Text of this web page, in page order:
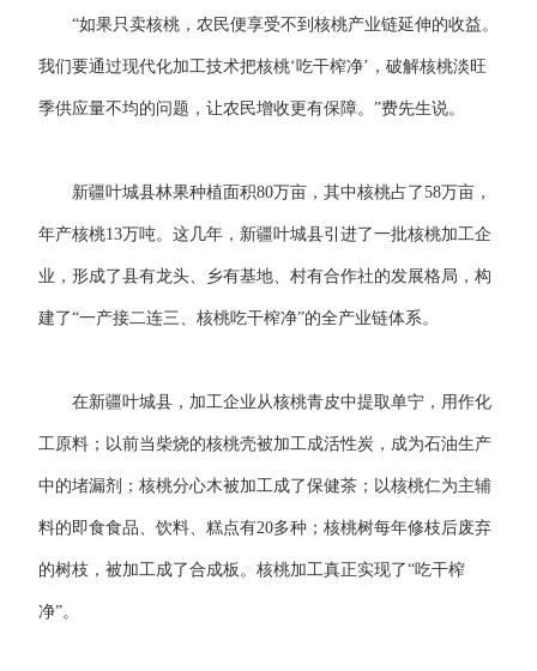
“如果只卖核桃，农民便享受不到核桃产业链延伸的收益。
我们要通过现代化加工技术把核桃‘吃干榨净’，破解核桃淡旺
季供应量不均的问题，让农民增收更有保障。”费先生说。
新疆叶城县林果种植面积80万亩，其中核桃占了58万亩，
年产核桃13万吨。这几年，新疆叶城县引进了一批核桃加工企
业，形成了县有龙头、乡有基地、村有合作社的发展格局，构
建了“一产接二连三、核桃吃干榨净”的全产业链体系。
在新疆叶城县，加工企业从核桃青皮中提取单宁，用作化
工原料；以前当柴烧的核桃壳被加工成活性炭，成为石油生产
中的堵漏剂；核桃分心木被加工成了保健茶；以核桃仁为主辅
料的即食食品、饮料、糕点有20多种；核桃树每年修枝后废弃
的树枝，被加工成了合成板。核桃加工真正实现了“吃干榨
净”。